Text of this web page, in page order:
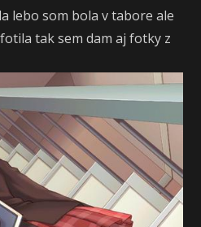
lebo som bola v tabore ale
tak sem dam aj fotky z